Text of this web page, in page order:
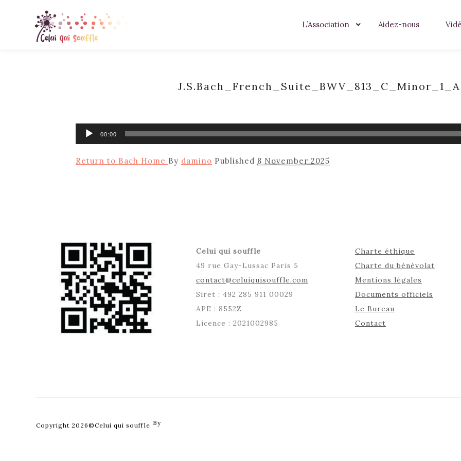
L’Association Aidez-nous
Audio
Player
00:00
Return to Bach Home By damino Published 8 November 2025
Celui qui souffle
49 rue Gay-Lussac Paris 5
contact@celuiquisouffle.com
Siret : 492 285 911 00029
APE : 8552Z
Licence : 2021002985
Charte éthique
Charte du bénévolat
Mentions légales
Documents officiels
Le Bureau
Contact
Copyright 2026©Celui qui souffle By